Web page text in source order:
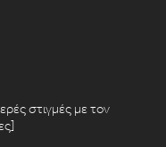
στιγμές με τον